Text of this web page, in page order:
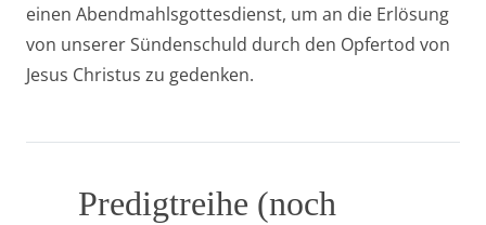
einen Abendmahlsgottesdienst, um an die Erlösung
von unserer Sündenschuld durch den Opfertod von
Jesus Christus zu gedenken.
Predigtreihe (noch